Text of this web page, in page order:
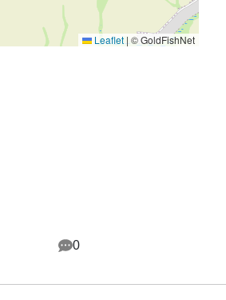
Leaflet | © GoldFishNet
0